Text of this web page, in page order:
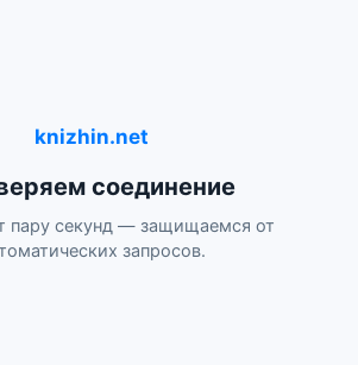
knizhin.net
соединение
пару секунд — защищаемся от
запросов.